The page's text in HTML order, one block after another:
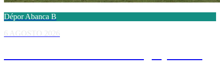
Dépor Abanca B
6 AGOSTO 2026